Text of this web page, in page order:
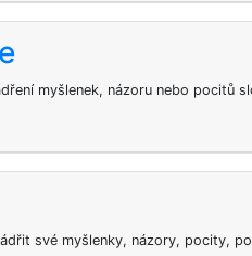
myšlenek, názoru nebo pocitů
své myšlenky, názory, pocity,